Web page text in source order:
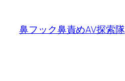
鼻フック鼻責めAV探索隊